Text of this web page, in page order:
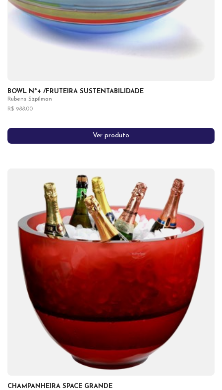
BOWL Nº4 /FRUTEIRA SUSTENTABILIDADE
Rubens Szpilman
R$ 988,00
Ver produto
CHAMPANHEIRA SPACE GRANDE